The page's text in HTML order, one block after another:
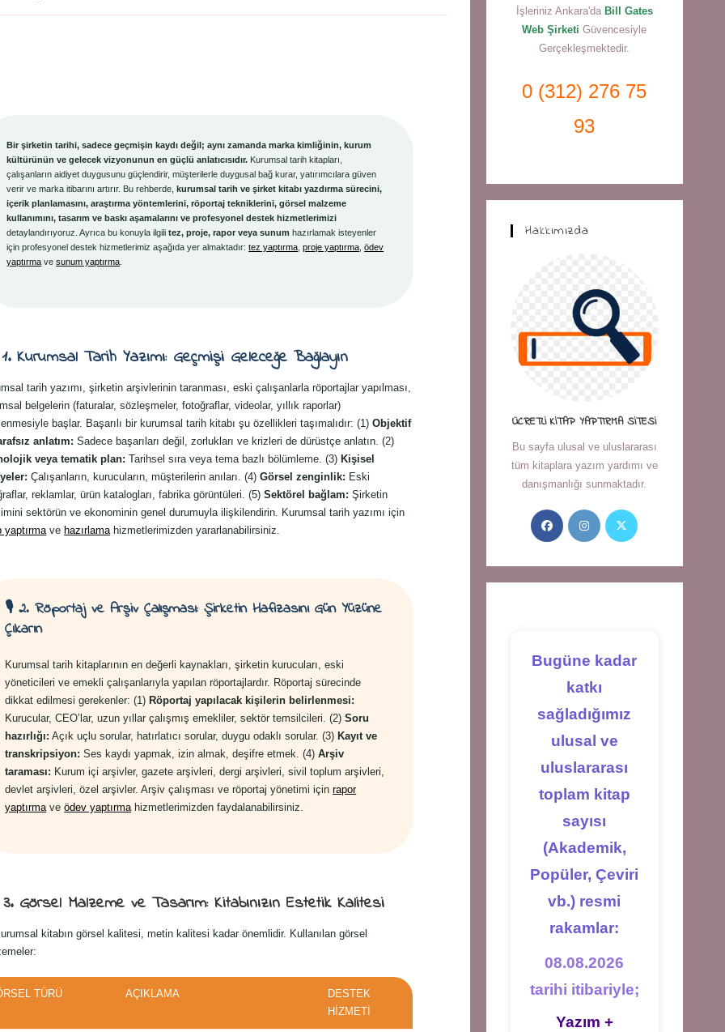
Bir şirketin tarihi, sadece geçmişin kaydı değil; aynı zamanda marka kimliğinin, kurum
kültürünün ve gelecek vizyonunun en güçlü anlatıcısıdır. Kurumsal tarih kitapları,
çalışanların aidiyet duygusunu güçlendirir, müşterilerle duygusal bağ kurar, yatırımcılara güven
verir ve marka itibarını artırır. Bu rehberde,kurumsal tarih ve şirket kitabı yazdırma sürecini,
içerik planlamasını, araştırma yöntemlerini, röportaj tekniklerini, görsel malzeme
kullanımını, tasarım ve baskı aşamalarını ve profesyonel destek hizmetlerimizi
detaylandırıyoruz. Ayrıca bu konuyla ilgilitez, proje, rapor veya sunum hazırlamak isteyenler
için profesyonel destek hizmetlerimiz aşağıda yer almaktadır:tez yaptırma ,proje yaptırma ,ödev
yaptırma vesunum yaptırma
Kurumsal Tarih Yazımı: Geçmişi Geleceğe Bağlayın
tarih yazımı, şirketin arşivlerinin taranması, eski çalışanlarla röportajlar yapılması,
belgelerin (faturalar, sözleşmeler, fotoğraflar, videolar, yıllık raporlar)
başlar. Başarılı bir kurumsal tarih kitabı şu özellikleri taşımalıdır: (1)Objektif
anlatım: Sadece başarıları değil, zorlukları ve krizleri de dürüstçe anlatın. (2)
veya tematik plan: Tarihsel sıra veya tema bazlı bölümleme. (3) Kişisel
Çalışanların, kurucuların, müşterilerin anıları. (4)Görsel zenginlik: Eski
reklamlar, ürün katalogları, fabrika görüntüleri. (5)Sektörel bağlam: Şirketin
sektörün ve ekonominin genel durumuyla ilişkilendirin. Kurumsal tarih yazımı için
yaptırmave hazırlamahizmetlerimizden yararlanabilirsiniz.
🎙️ 2. Röportaj ve Arşiv Çalışması: Şirketin Hafızasını Gün Yüzüne
Çıkarın
Kurumsal tarih kitaplarının en değerli kaynakları, şirketin kurucuları, eski
yöneticileri ve emekli çalışanlarıyla yapılan röportajlardır. Röportaj sürecinde
dikkat edilmesi gerekenler: (1) Röportaj yapılacak kişilerin belirlenmesi:
Kurucular, CEO’lar, uzun yıllar çalışmış emekliler, sektör temsilcileri. (2)Soru
hazırlığı: Açık uçlu sorular, hatırlatıcı sorular, duygu odaklı sorular. (3) Kayıt ve
transkripsiyon: Ses kaydı yapmak, izin almak, deşifre etmek. (4)Arşiv
taraması: Kurum içi arşivler, gazete arşivleri, dergi arşivleri, sivil toplum arşivleri,
devlet arşivleri, özel arşivler. Arşiv çalışması ve röportaj yönetimi içinrapor
yaptırmaveödev yaptırmahizmetlerimizden faydalanabilirsiniz.
Görsel Malzeme ve Tasarım: Kitabınızın Estetik Kalitesi
kitabın görsel kalitesi, metin kalitesi kadar önemlidir. Kullanılan görsel
TÜRÜ AÇIKLAMA
DESTEK
HIZMETI
İşleriniz Ankara'da Bill Gates
Web ŞirketiGüvencesiyle
Gerçekleşmektedir.
0 (312) 276 75
93
Hakkımızda
ÜCRETLI KITAP YAPTIRMA SITESI
Bu sayfa ulusal ve uluslararası
tüm kitaplara yazım yardımı ve
danışmanlığı sunmaktadır.
Opens
in
Opens
in
Opens
Bugüne kadar
katkı
sağladığımız
ulusal ve
uluslararası
toplam kitap
sayısı
(Akademik,
Popüler, Çeviri
vb.) resmi
rakamlar:
08.08.2026
tarihi itibariyle;
Yazım +